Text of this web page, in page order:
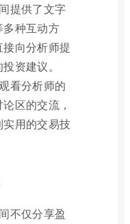
提供了文字
种互动方
向分析师提
资建议。
看分析师的
区的交流，
用的交易技
不仅分享盈